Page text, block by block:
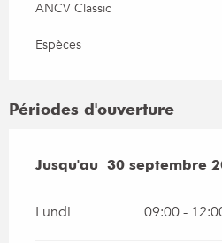
ANCV Classic
Espèces
Périodes d'ouverture
Du1 mai 2026au30
Jusqu'au 30 septembre
Lundi 09:00 -